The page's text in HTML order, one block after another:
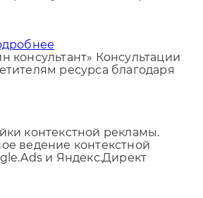
по увеличению продаж
консультант»Консультации
ресурса благодаря
контекстной рекламы.
ведение контекстной
и Яндекс.Директ